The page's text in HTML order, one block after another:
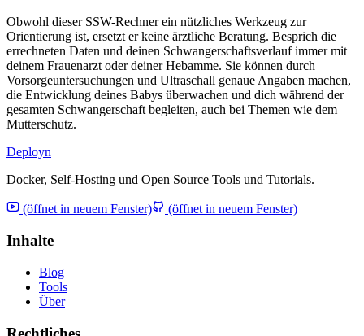
Obwohl dieser SSW-Rechner ein nützliches Werkzeug zur
Orientierung ist, ersetzt er keine ärztliche Beratung. Besprich die
errechneten Daten und deinen Schwangerschaftsverlauf immer mit
deinem Frauenarzt oder deiner Hebamme. Sie können durch
Vorsorgeuntersuchungen und Ultraschall genaue Angaben machen,
die Entwicklung deines Babys überwachen und dich während der
gesamten Schwangerschaft begleiten, auch bei Themen wie dem
Mutterschutz.
Deployn
Docker, Self-Hosting und Open Source Tools und Tutorials.
(öffnet in neuem Fenster) (öffnet in neuem Fenster)
Inhalte
Blog
Tools
Über